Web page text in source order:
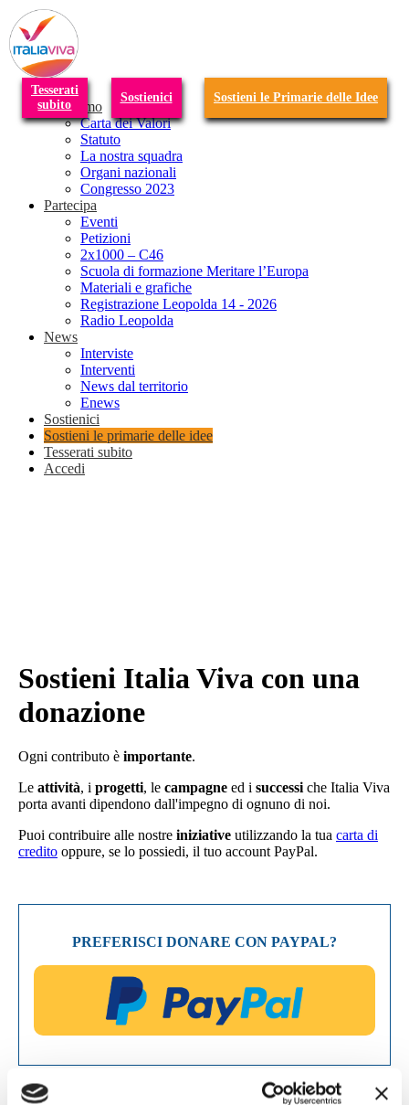
Tesserati
subito
Sostienici Sostieni le Primarie delle Idee
Chi siamo
Carta dei Valori
Statuto
La nostra squadra
Organi nazionali
Congresso 2023
Partecipa
Eventi
Petizioni
2x1000 – C46
Scuola di formazione Meritare l’Europa
Materiali e grafiche
Registrazione Leopolda 14 - 2026
Radio Leopolda
News
Interviste
Interventi
News dal territorio
Enews
Sostienici
Sostieni le primarie delle idee
Tesserati subito
Accedi
Sostieni Italia Viva con una
donazione
Ogni contributo è importante.
Le attività, i progetti, le campagne ed i successiche Italia Viva
porta avanti dipendono dall'impegno di ognuno di noi.
Puoi contribuire alle nostre iniziative utilizzando la tua carta di
credito oppure, se lo possiedi, il tuo account PayPal.
PREFERISCI DONARE CON PAYPAL?